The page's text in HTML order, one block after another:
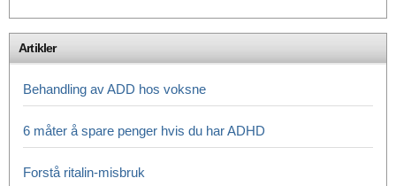
Artikler
Behandling av ADD hos voksne
6 måter å spare penger hvis du har ADHD
Forstå ritalin-misbruk